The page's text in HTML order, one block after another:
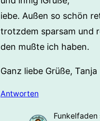
iebe. Außen so schön
trotzdem sparsam und
den mußte ich haben.
Ganz liebe Grüße, Tanja
Antworten
Funkelfaden